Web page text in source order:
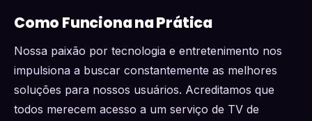
Como Funciona na Prática
Nossa paixão por tecnologia e entretenimento nos
impulsiona a buscar constantemente as melhores
soluções para nossos usuários. Acreditamos que
todos merecem acesso a um serviço de TV de